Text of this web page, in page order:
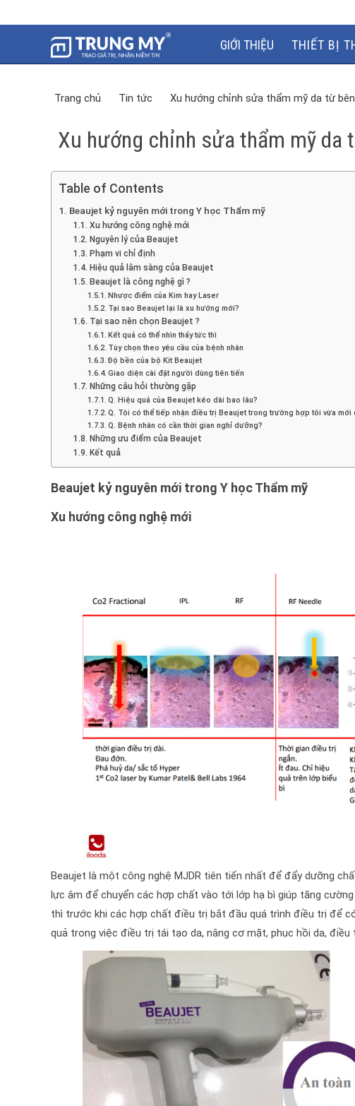
GIỚI THIỆU THIẾT BỊ
Trang chủ Tin tức Xu hướng chỉnh sửa thẩm mỹ da từ
Xu hướng chỉnh sửa thẩm mỹ da
Table of Contents
Beaujet kỷ nguyên mới trong Y học Thẩm mỹ
Xu hướng công nghệ mới
Nguyên lý của Beaujet
Phạm vi chỉ định
Hiệu quả lâm sàng của Beaujet
Beaujet là công nghệ gì ?
Nhược điểm của Kim hay Laser
Tại sao Beaujet lại là xu hướng mới?
Tại sao nên chọn Beaujet ?
Kết quả có thể nhìn thấy tức thì
Tùy chọn theo yêu cầu của bệnh nhân
Độ bền của bộ Kit Beaujet
Giao diện cài đặt người dùng tiên tiến
Những câu hỏi thường gặp
Q. Hiệu quả của Beaujet kéo dài bao lâu?
Q. Tôi có thể tiếp nhận điều trị Beaujet trong trường hợp tôi vừa
Q. Bệnh nhân có cần thời gian nghỉ dưỡng?
Những ưu điểm của Beaujet
Kết quả
Beaujet kỷ nguyên mới trong Y học Thẩm mỹ
Xu hướng công nghệ mới
Beaujet là một công nghệ MJDR tiên tiến nhất để đẩy dưỡng
lực âm để chuyển các hợp chất vào tới lớp hạ bì giúp tăng
thì trước khi các hợp chất điều trị bắt đầu quá trình điều trị để
quả trong việc điều trị tái tạo da, nâng cơ mặt, phục hồi da, điều